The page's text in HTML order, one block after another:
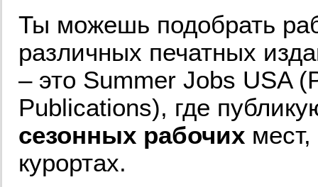
Ты можешь подобрать
различных печатных
– это Summer Jobs USA
Publications), где
сезонных рабочих
курортах.